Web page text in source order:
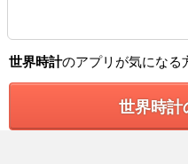
世界時計のアプリが気になる
世界時計